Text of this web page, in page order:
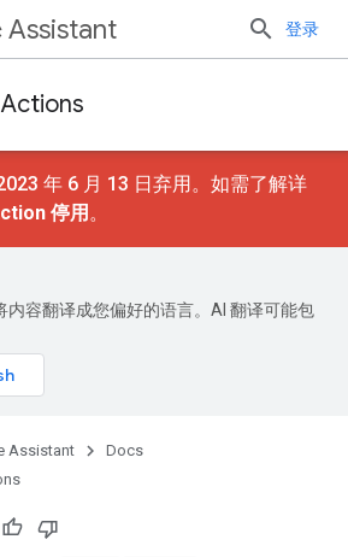
Assistant 登录
年 6 月 13 日弃用。如需了解详
停用 。
内容翻译成您偏好的语言。AI 翻译可能包
Assistant
Docs